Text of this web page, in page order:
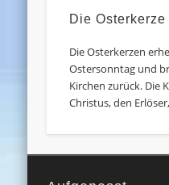
Die Osterkerze
Die Osterkerzen
Ostersonntag und
Kirchen zurück. Die
Christus, den